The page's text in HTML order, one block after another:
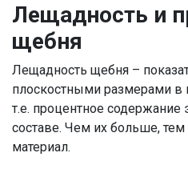
Лещадность и
щебня
Лещадность щебня –
плоскостными размерами в
т.е. процентное содержание
составе. Чем их больше,
материал.